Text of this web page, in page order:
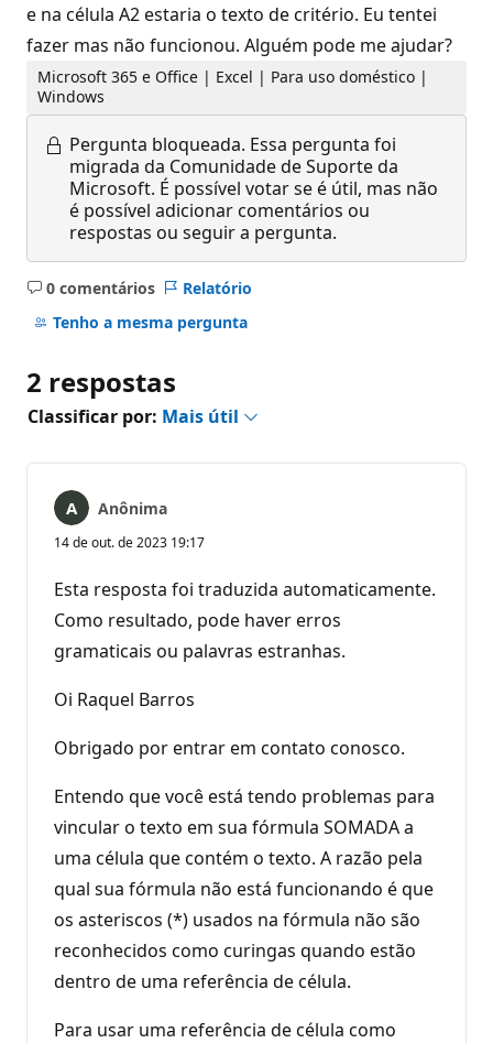
e na célula A2 estaria o texto de critério. Eu tentei
fazer mas não funcionou. Alguém pode me ajudar?
Microsoft 365 e Office | Excel | Para uso doméstico |
Windows
Pergunta bloqueada. Essa pergunta foi
migrada da Comunidade de Suporte da
Microsoft. É possível votar se é útil, mas não
é possível adicionar comentários ou
respostas ou seguir a pergunta.
0 comentários
Sem
comentários
Relatório
Tenho a mesma pergunta
2 respostas
Classificar por: Mais útil
Anônima
14 de out. de 2023 19:17
Esta resposta foi traduzida automaticamente.
Como resultado, pode haver erros
gramaticais ou palavras estranhas.
Oi Raquel Barros
Obrigado por entrar em contato conosco.
Entendo que você está tendo problemas para
vincular o texto em sua fórmula SOMADA a
uma célula que contém o texto. A razão pela
qual sua fórmula não está funcionando é que
os asteriscos (*) usados na fórmula não são
reconhecidos como curingas quando estão
dentro de uma referência de célula.
Para usar uma referência de célula como